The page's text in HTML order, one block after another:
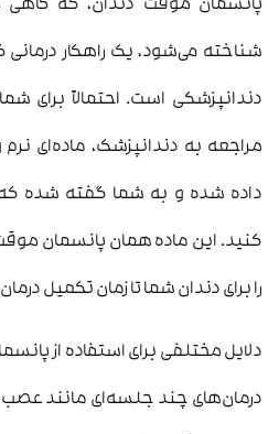
پانسمان موقت دندان، که
شناخته می‌شود، یک راهکار درمانی
دندانپزشکی است. احتمالاً برای
مراجعه به دندانپزشک، ماده‌ای
داده شده و به شما گفته شده
کنید. این ماده همان پانسمان
را برای دندان شما تا زمان تکمیل
دلایل مختلفی برای استفاده از
درمان‌های چند جلسه‌ای مانند